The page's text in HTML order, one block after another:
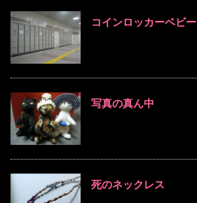
コインロッカーベビー
写真の真ん中
死のネックレス